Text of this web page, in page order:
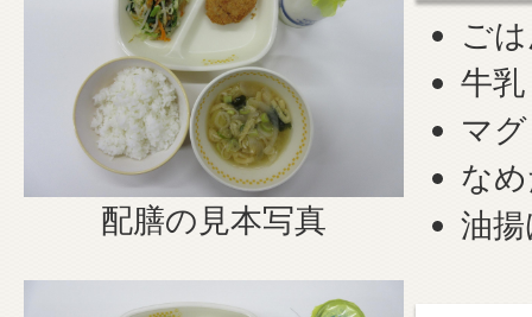
配膳の見本写真
ご
牛乳
マ
な
油